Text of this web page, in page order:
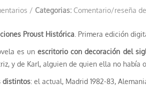
/ Categorias: Comentario/reseña
Proust Histórica . Primera edición
es unescritorio con decoración del
y de Karl, alguien de quien ella no había
distintos: el actual, Madrid 1982-83,